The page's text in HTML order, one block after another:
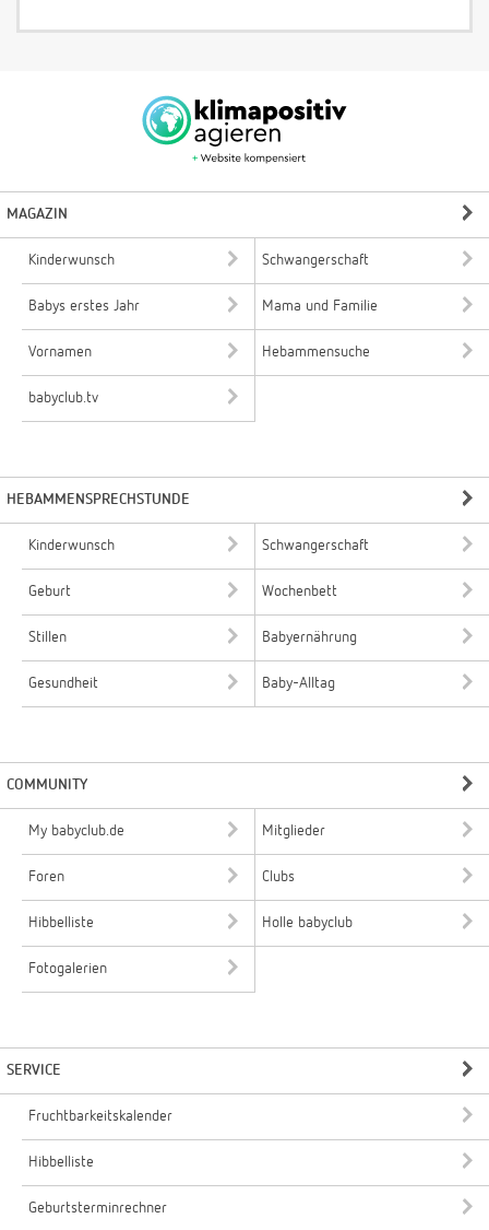
MAGAZIN
Kinderwunsch Schwangerschaft
Babys erstes Jahr Mama und Familie
Vornamen Hebammensuche
babyclub.tv
HEBAMMENSPRECHSTUNDE
Kinderwunsch Schwangerschaft
Geburt Wochenbett
Stillen Babyernährung
Gesundheit Baby-Alltag
COMMUNITY
My babyclub.de Mitglieder
Foren Clubs
Hibbelliste Holle babyclub
Fotogalerien
SERVICE
Fruchtbarkeitskalender
Hibbelliste
Geburtsterminrechner